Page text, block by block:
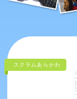
スクラムあらかわ